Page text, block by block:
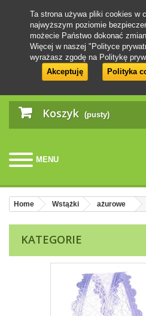
Koszyk (pusty)
MENU
Ta strona używa pliki cookies w
najwyższym poziomie
możecie Państwo dokonać
Więcej w naszej "Polityce
wyrażasz zgodę na Politykę
Akceptuję
Polityka
Home Wstążki ażurowe
KATEGORIE